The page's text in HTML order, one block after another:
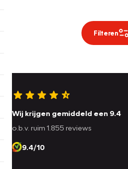
Filteren
Wij krijgen gemiddeld een 9.4
o.b.v. ruim 1.855 reviews
9.4/10